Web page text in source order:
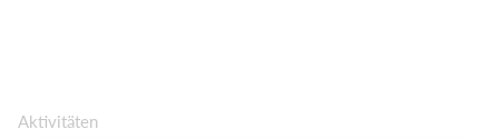
Aktivitäten